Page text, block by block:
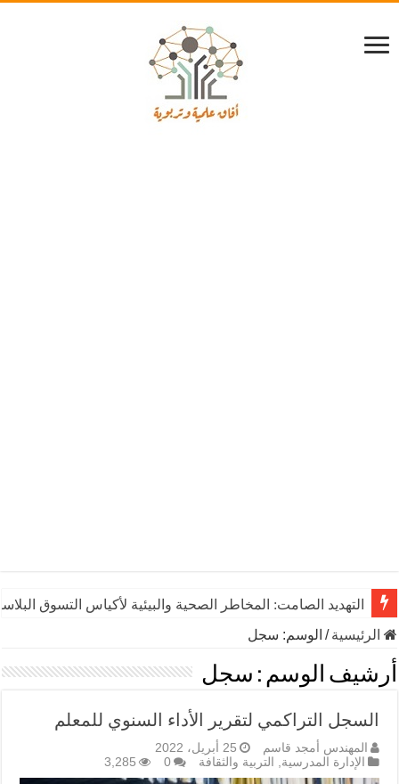
التهديد الصامت: المخاطر الصحية والبيئية لأكياس التسوق
الرئيسية/ الوسم: سجل
أرشيف الوسم : سجل
السجل التراكمي لتقرير الأداء السنوي للمعلم
المهندس أمجد قاسم
25 أبريل، 2022
الإدارة المدرسية, التربية والثقافة 0
3,285